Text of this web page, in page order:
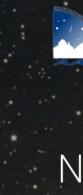
Salta
contenuto